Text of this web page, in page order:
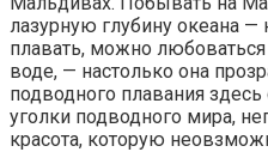
лазурную глубину океана
плавать, можно
воде, — настолько она
подводного плавания
уголки подводного мира,
красота, которую